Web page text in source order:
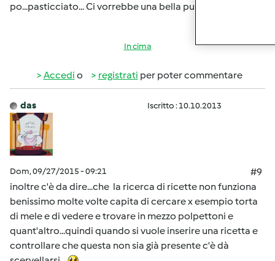
po...pasticciato... Ci vorrebbe una bella pulizia......
In cima
Accedi o registrati per poter commentare
das Iscritto : 10.10.2013
Dom, 09/27/2015 - 09:21
#9
inoltre c'è da dire...che la ricerca di ricette non funziona
benissimo molte volte capita di cercare x esempio torta
di mele e di vedere e trovare in mezzo polpettoni e
quant'altro...quindi quando si vuole inserire una ricetta e
controllare che questa non sia già presente c'è dà